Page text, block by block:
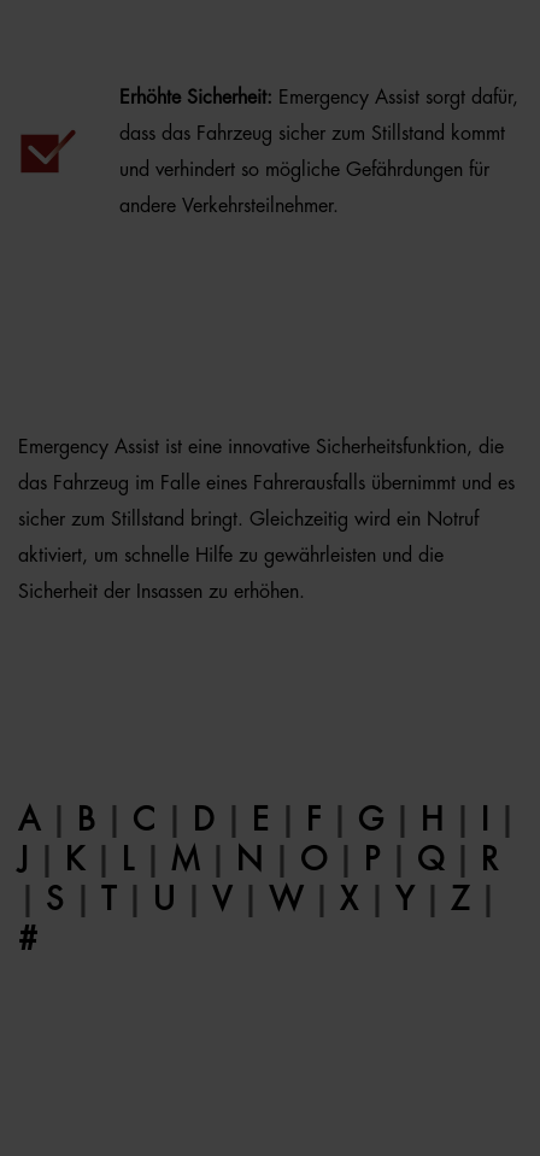
Erhöhte Sicherheit: Emergency Assist sorgt dafür,
dass das Fahrzeug sicher zum Stillstand kommt
und verhindert so mögliche Gefährdungen für
andere Verkehrsteilnehmer.
Emergency Assist ist eine innovative Sicherheitsfunktion, die
das Fahrzeug im Falle eines Fahrerausfalls übernimmt und es
sicher zum Stillstand bringt. Gleichzeitig wird ein Notruf
aktiviert, um schnelle Hilfe zu gewährleisten und die
Sicherheit der Insassen zu erhöhen.
A| B C D E F G H
J
K L| M| N O| P Q|
R
S U V W X Y Z|
#